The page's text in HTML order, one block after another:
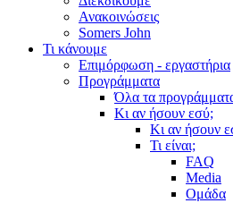
Ανακοινώσεις
Somers John
Τι κάνουμε
Επιμόρφωση - εργαστήρια
Προγράμματα
Όλα τα
Κι αν ήσουν εσύ;
Κι αν ήσουν
Τι είναι;
FAQ
Media
Ομάδα